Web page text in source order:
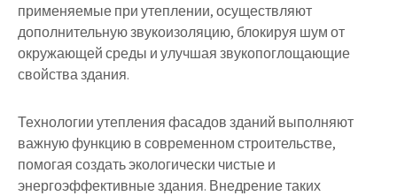
применяемые при утеплении, осуществляют
дополнительную звукоизоляцию, блокируя шум от
окружающей среды и улучшая звукопоглощающие
свойства здания.
Технологии утепления фасадов зданий выполняют
важную функцию в современном строительстве,
помогая создать экологически чистые и
энергоэффективные здания. Внедрение таких